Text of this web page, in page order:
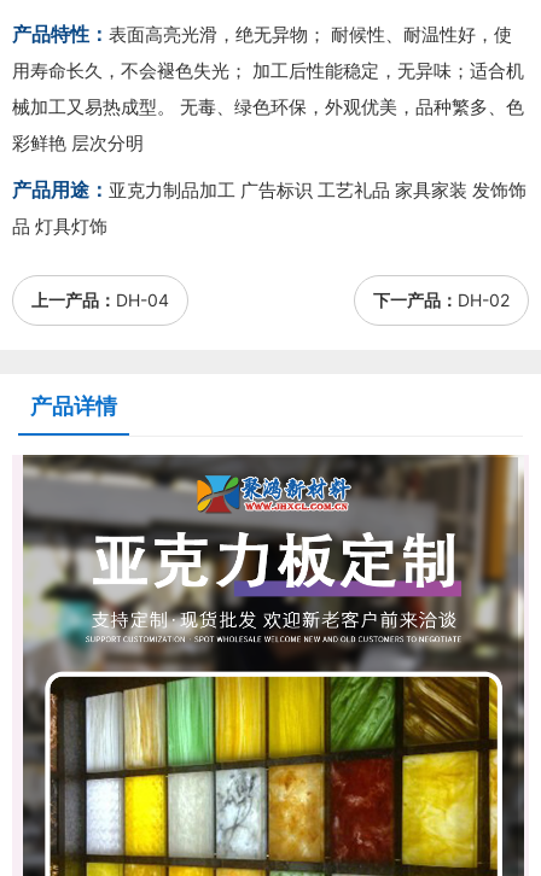
产品特性： 表面高亮光滑，绝无异物； 耐候性、耐温性好，使
用寿命长久，不会褪色失光； 加工后性能稳定，无异味；适合机
械加工又易热成型。 无毒、绿色环保，外观优美，品种繁多、色
彩鲜艳 层次分明
产品用途： 亚克力制品加工 广告标识 工艺礼品 家具家装 发饰饰
品 灯具灯饰
上一产品： DH-04 下一产品： DH-02
产品详情